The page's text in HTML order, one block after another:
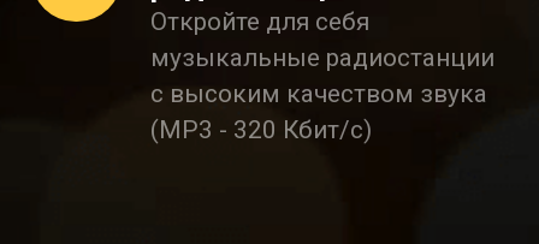
Откройте для себя
музыкальные радиостанции
с высоким качеством звука
(MP3 - 320 Кбит/с)